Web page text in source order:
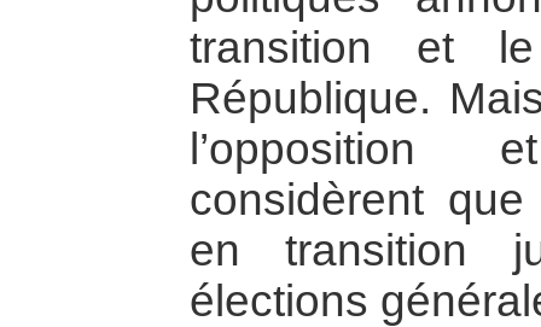
transition et
République.
l’opposition
considèrent
en transition
élections